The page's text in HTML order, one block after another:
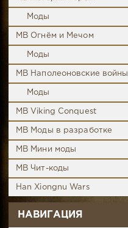
Моды
MB Огнём и Мечом
Моды
MB Наполеоновские войны
Моды
MB Viking Conquest
MB Моды в разработке
MB Мини моды
MB Чит-коды
Han Xiongnu Wars
НАВИГАЦИЯ